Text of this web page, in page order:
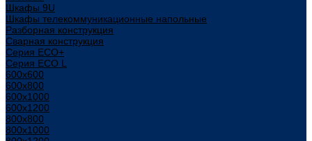
Шкафы 9U
Шкафы телекоммуникационные напольные
Разборная конструкция
Сварная конструкция
Серия ECO+
Серия ECO L
600x600
600x800
600х1000
600х1200
800x800
800х1000